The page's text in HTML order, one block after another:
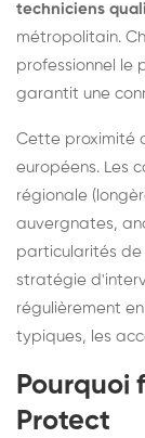
techniciens
métropolitain.
professionnel le
garantit une
Cette proximité
européens. Les
régionale
auvergnates,
particularités
stratégie
régulièrement
typiques, les
Pourquoi
Protect